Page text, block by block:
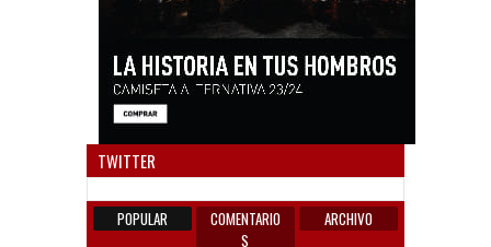
TWITTER
POPULAR
COMENTARIO
S
ARCHIVO